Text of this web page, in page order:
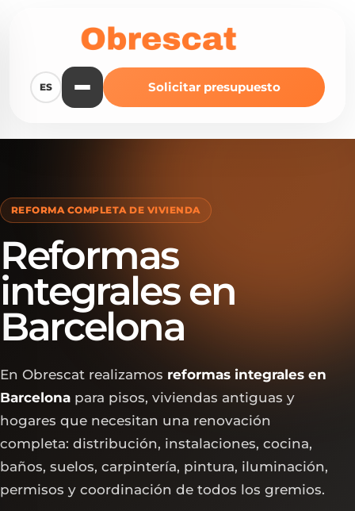
ES Solicitar presupuesto
REFORMA COMPLETA DE VIVIENDA
Reformas
integrales en
Barcelona
En Obrescat realizamos reformas integrales en
Barcelona para pisos, viviendas antiguas y
hogares que necesitan una renovación
completa: distribución, instalaciones, cocina,
baños, suelos, carpintería, pintura, iluminación,
permisos y coordinación de todos los gremios.